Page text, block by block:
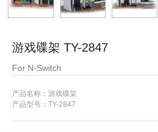
游戏碟架 TY-2847
For N-Switch
产品名称：游戏碟架
产品型号： TY-2847